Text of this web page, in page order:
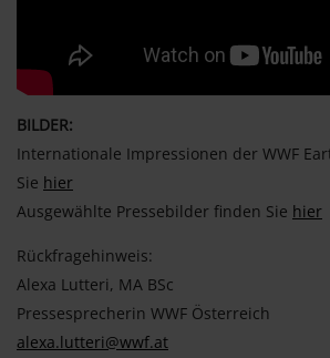
BILDER:
Internationale Impressionen der WWF
Sie hier
Ausgewählte Pressebilder finden Sie hier
Rückfragehinweis:
Alexa Lutteri, MA BSc
Pressesprecherin WWF Österreich
alexa.lutteri@wwf.at